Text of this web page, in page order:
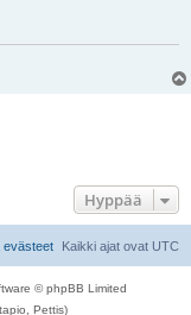
Hyppää
Kaikki ajat ovat UTC
evästeet
© phpBB Limited
Pettis)